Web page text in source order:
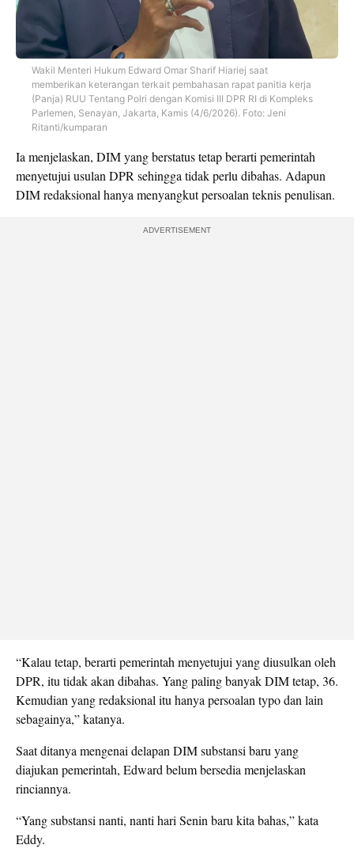
Wakil Menteri Hukum Edward Omar Sharif Hiariej saat
memberikan keterangan terkait pembahasan rapat panitia kerja
(Panja) RUU Tentang Polri dengan Komisi III DPR RI di Kompleks
Parlemen, Senayan, Jakarta, Kamis (4/6/2026). Foto: Jeni
Ritanti/kumparan
Ia menjelaskan, DIM yang berstatus tetap berarti pemerintah
menyetujui usulan DPR sehingga tidak perlu dibahas. Adapun
DIM redaksional hanya menyangkut persoalan teknis penulisan.
ADVERTISEMENT
“Kalau tetap, berarti pemerintah menyetujui yang diusulkan oleh
DPR, itu tidak akan dibahas. Yang paling banyak DIM tetap, 36.
Kemudian yang redaksional itu hanya persoalan typo dan lain
sebagainya,” katanya.
Saat ditanya mengenai delapan DIM substansi baru yang
diajukan pemerintah, Edward belum bersedia menjelaskan
rinciannya.
“Yang substansi nanti, nanti hari Senin baru kita bahas,” kata
Eddy.